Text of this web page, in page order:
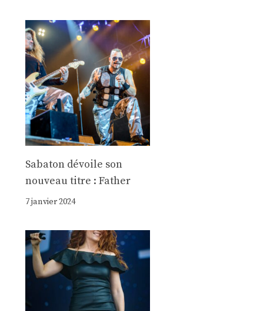
Sabaton dévoile son
nouveau titre : Father
7 janvier 2024